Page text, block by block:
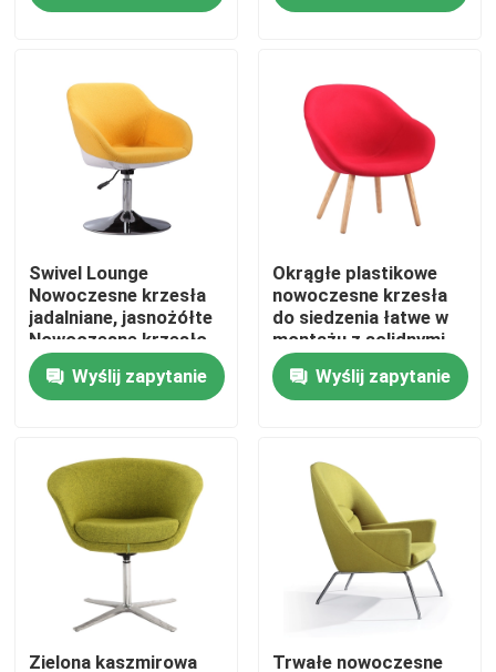
Produkty
O nas
Wycieczka po fabryce
Kontrola jakości
Skontaktuj się z nami
Nowoczesne krzesło do siedzenia
Nowoczesne krzesło rekreacyjne
Nowoczesne krzesło restauracyjne
Swivel Lounge
Nowoczesne krzesła
jadalniane, jasnożółte
Nowoczesne krzesło
obrotowe
Wyślij zapytanie
Okrągłe plastikowe
nowoczesne krzesła
do siedzenia łatwe w
montażu z solidnymi
drewnianymi nogami
Wyślij zapytanie
Zielona kaszmirowa Trwałe nowoczesne